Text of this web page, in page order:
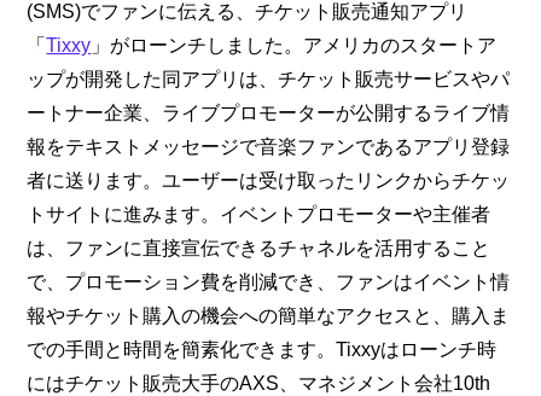
(SMS)でファンに伝える、チケット販売通知アプリ
「Tixxy 」がローンチしました。アメリカのスタートア
ップが開発した同アプリは、チケット販売サービスやパ
ートナー企業、ライブプロモーターが公開するライブ情
報をテキストメッセージで音楽ファンであるアプリ登録
者に送ります。ユーザーは受け取ったリンクからチケッ
トサイトに進みます。イベントプロモーターや主催者
は、ファンに直接宣伝できるチャネルを活用すること
で、プロモーション費を削減でき、ファンはイベント情
報やチケット購入の機会への簡単なアクセスと、購入ま
での手間と時間を簡素化できます。Tixxyはローンチ時
にはチケット販売大手のAXS、マネジメント会社10th